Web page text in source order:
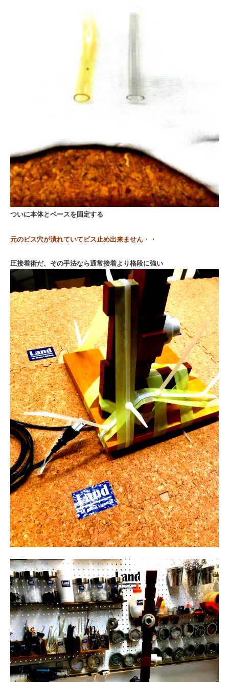
ついに本体とベースを固定する
元のビス穴が潰れていてビス止め出来ません・・
圧接着術だ、 その手法なら通常接着より格段に強い